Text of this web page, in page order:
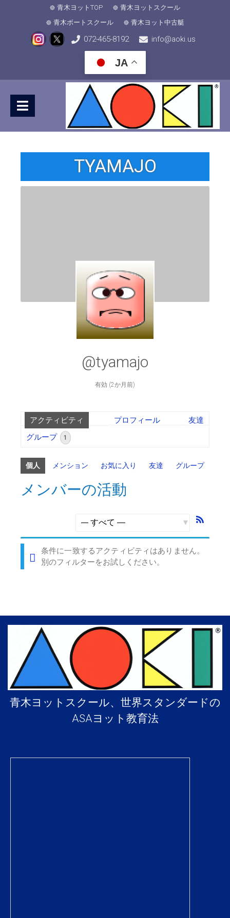
青木ヨットTOP
青木ヨットスクール
青木ボートスクール
青木ヨット中古艇
072-465-8192 info@aoki.us
JA
TYAMAJO
@tyamajo
有効 (2か月前)
アクティビティ プロフィール
友達
グループ
1
個人 メンション お気に入り 友達 グループ
メンバーの活動
ィ
条件に一致するアクティビティはありません。
別のフィルターをお試しください。
青木ヨットスクール、世界スタンダードの
ASAヨット教育法